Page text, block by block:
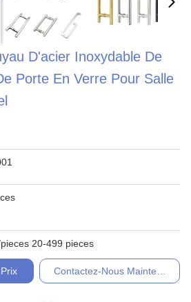
D'acier Inoxydable De
Porte En Verre Pour Salle
20-499 pieces
Contactez-Nous Maintenant